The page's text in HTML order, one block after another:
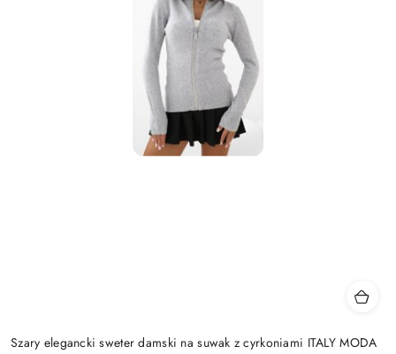
Szary elegancki sweter damski na suwak z cyrkoniami ITALY MODA